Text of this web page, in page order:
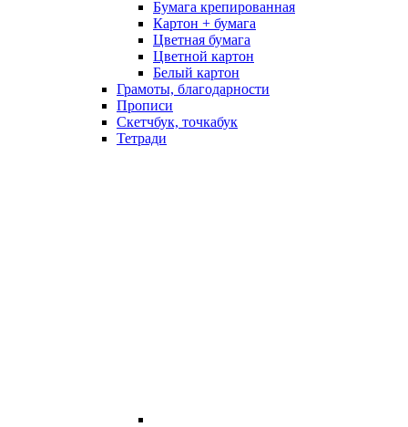
Бумага крепированная
Картон + бумага
Цветная бумага
Цветной картон
Белый картон
Грамоты, благодарности
Прописи
Скетчбук, точкабук
Тетради